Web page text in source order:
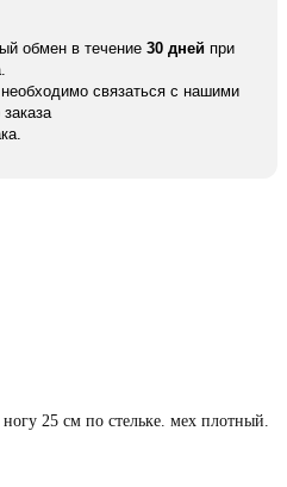
обмен в течение 30 дней при
связаться с нашими
25 см по стельке. мех плотный.